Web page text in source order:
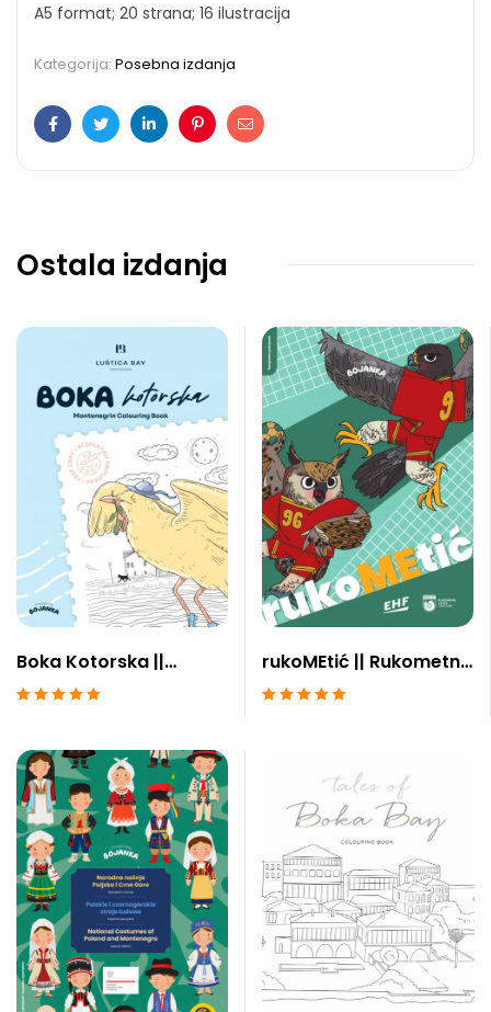
A5 format; 20 strana; 16 ilustracija
Kategorija: Posebna izdanja
FacebookTwitterLinkedInPinterest
Email
Ostala izdanja
Boka Kotorska ||
Luštica Bay
rukoMEtić || Rukometni
savez Crne Gore